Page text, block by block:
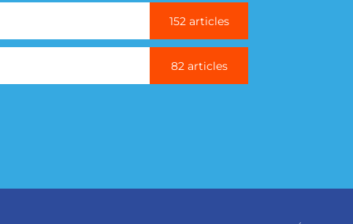
152 articles
82 articles